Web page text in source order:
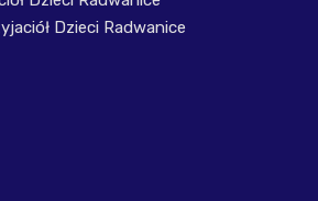
Dzieci Radwanice